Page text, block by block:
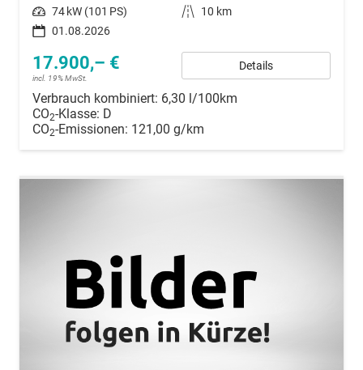
Leistung 74 kW (101 PS) Kilometerstand
10 km
01.08.2026
17.900,– €
incl. 19% MwSt.
Details
Verbrauch kombiniert: 6,30 l/100km
CO2-Klasse: D
CO2-Emissionen: 121,00 g/km